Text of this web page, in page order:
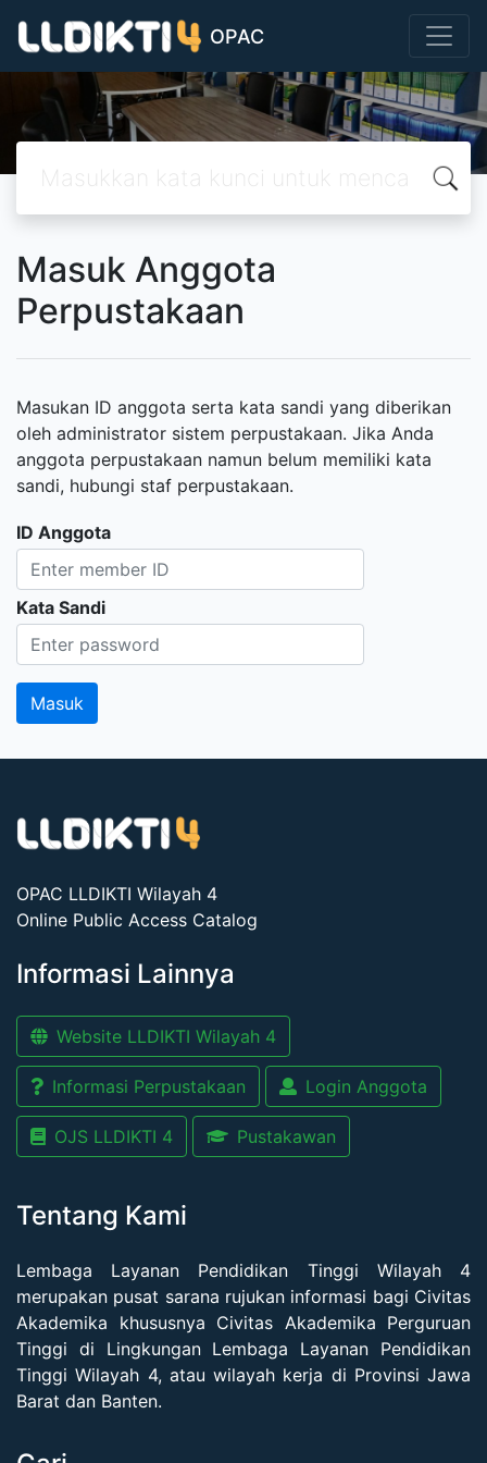
OPAC
Masuk Anggota
Perpustakaan
Masukan ID anggota serta kata sandi yang diberikan
oleh administrator sistem perpustakaan. Jika Anda
anggota perpustakaan namun belum memiliki kata
sandi, hubungi staf perpustakaan.
ID Anggota
Kata Sandi
OPAC LLDIKTI Wilayah 4
Online Public Access Catalog
Informasi Lainnya
Website LLDIKTI Wilayah 4
Informasi Perpustakaan Login Anggota
OJS LLDIKTI 4 Pustakawan
Tentang Kami
Lembaga Layanan Pendidikan Tinggi Wilayah 4
merupakan pusat sarana rujukan informasi bagi Civitas
Akademika khususnya Civitas Akademika Perguruan
Tinggi di Lingkungan Lembaga Layanan Pendidikan
Tinggi Wilayah 4, atau wilayah kerja di Provinsi Jawa
Barat dan Banten.